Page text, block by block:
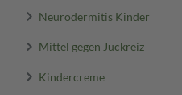
Neurodermitis Kinder
Mittel gegen Juckreiz
Kindercreme